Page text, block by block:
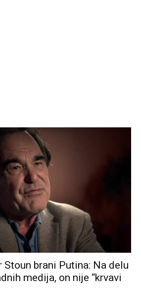
Stoun brani Putina: Na delu
medija, on nije “krvavi